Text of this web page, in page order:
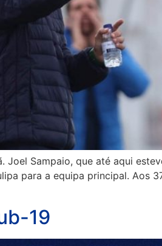
Joel Sampaio, que até aqui
para a equipa principal. Aos
19